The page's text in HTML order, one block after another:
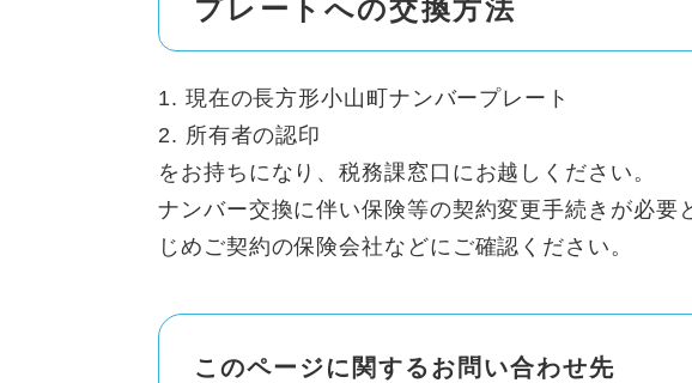
プレートへの交換方法
1. 現在の長方形小山町ナンバープレート
2. 所有者の認印
をお持ちになり、税務課窓口にお越しください。
ナンバー交換に伴い保険等の契約変更手続きが必要
じめご契約の保険会社などにご確認ください。
このページに関するお問い合わせ先